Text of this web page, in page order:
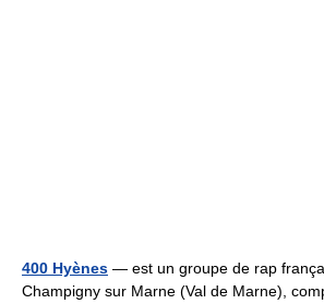
400 Hyènes — est un groupe de rap
Champigny sur Marne (Val de Marne),